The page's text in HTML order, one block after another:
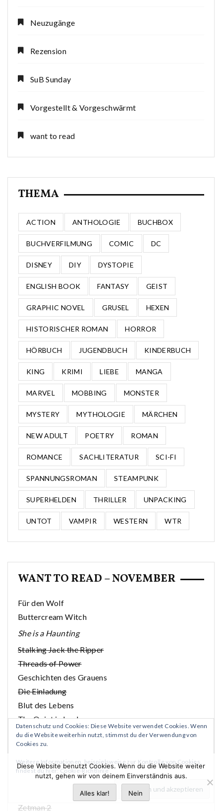
Neuzugänge
Rezension
SuB Sunday
Vorgestellt & Vorgeschwärmt
want to read
THEMA
ACTION ANTHOLOGIE BUCHBOX
BUCHVERFILMUNG COMIC DC
DISNEY DIY DYSTOPIE
ENGLISH BOOK FANTASY GEIST
GRAPHIC NOVEL GRUSEL HEXEN
HISTORISCHER ROMAN HORROR
HÖRBUCH JUGENDBUCH KINDERBUCH
KING KRIMI LIEBE MANGA
MARVEL MOBBING MONSTER
MYSTERY MYTHOLOGIE MÄRCHEN
NEW ADULT POETRY ROMAN
ROMANCE SACHLITERATUR SCI-FI
SPANNUNGSROMAN STEAMPUNK
SUPERHELDEN THRILLER UNPACKING
UNTOT VAMPIR WESTERN WTR
WANT TO READ – NOVEMBER
Für den Wolf
Buttercream Witch
She is a Haunting
Stalking Jack the Ripper
Threads of Power
Geschichten des Grauens
Die Einladung
Blut des Lebens
The Quiet is loud
The Addams Family
The Isle of the Gods
The Many Deaths of Laila Starr
Zetman 2
Datenschutz und Cookies: Diese Website verwendet Cookies. Wenn
du die Website weiterhin nutzt, stimmst du der Verwendung von
Cookies zu.
Weitere Informationen, beispielsweise zur Kontrolle von Cookies,
findest du hier:Cookie-Richtlinie
Diese Website benutzt Cookies. Wenn du die Website weiter
nutzt, gehen wir von deinem Einverständnis aus.
Alles klar! Nein